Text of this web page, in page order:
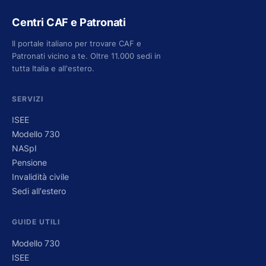
Centri CAF e Patronati
Il portale italiano per trovare CAF e
Patronati vicino a te. Oltre 11.000 sedi in
tutta Italia e all'estero.
SERVIZI
ISEE
Modello 730
NASpI
Pensione
Invalidità civile
Sedi all'estero
GUIDE UTILI
Modello 730
ISEE